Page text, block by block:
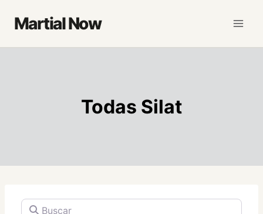
Martial Now
Todas Silat
Buscar